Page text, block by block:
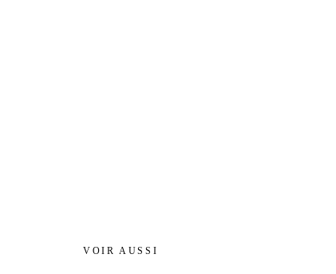
VOIR AUSSI